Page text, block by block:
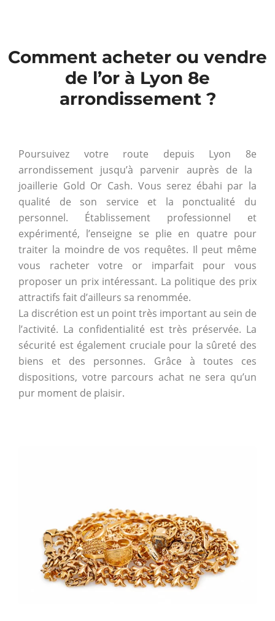
Comment acheter ou vendre
de l’or à Lyon 8e
arrondissement ?
Poursuivez votre route depuis Lyon 8e
arrondissement jusqu’à parvenir auprès de la
joaillerie Gold Or Cash. Vous serez ébahi par la
qualité de son service et la ponctualité du
personnel. Établissement professionnel et
expérimenté, l’enseigne se plie en quatre pour
traiter la moindre de vos requêtes. Il peut même
vous racheter votre or imparfait pour vous
proposer un prix intéressant. La politique des prix
attractifs fait d’ailleurs sa renommée.
La discrétion est un point très important au sein de
l’activité. La confidentialité est très préservée. La
sécurité est également cruciale pour la sûreté des
biens et des personnes. Grâce à toutes ces
dispositions, votre parcours achat ne sera qu’un
pur moment de plaisir.